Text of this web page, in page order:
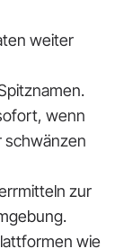
weiter
wenn
schwänzen
zur
wie